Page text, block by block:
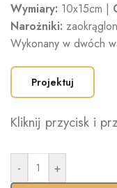
Wymiary: 10x15cm |
Narożniki:
Wykonany w dwóch
Projektuj
Kliknij przycisk i
- +